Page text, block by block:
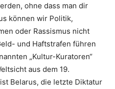
ohne dass man dir
können wir Politik,
oder Rassismus nicht
und Haftstrafen führen
„Kultur-Kuratoren“
aus dem 19.
Belarus, die letzte Diktatur